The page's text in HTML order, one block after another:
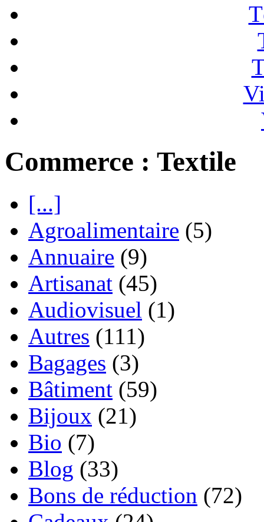
Commerce : Textile
[...]
Agroalimentaire (5)
Annuaire (9)
Artisanat (45)
Audiovisuel (1)
Autres (111)
Bagages (3)
Bâtiment (59)
Bijoux (21)
Bio (7)
Blog (33)
Bons de réduction (72)